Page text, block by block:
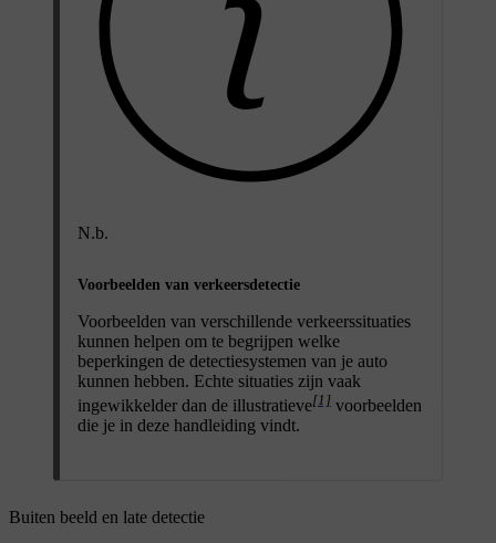
N.b.
Voorbeelden van verkeersdetectie
Voorbeelden van verschillende verkeerssituaties
kunnen helpen om te begrijpen welke
beperkingen de detectiesystemen van je auto
kunnen hebben. Echte situaties zijn vaak
ingewikkelder dan de illustratieve[1] voorbeelden
die je in deze handleiding vindt.
Buiten beeld en late detectie